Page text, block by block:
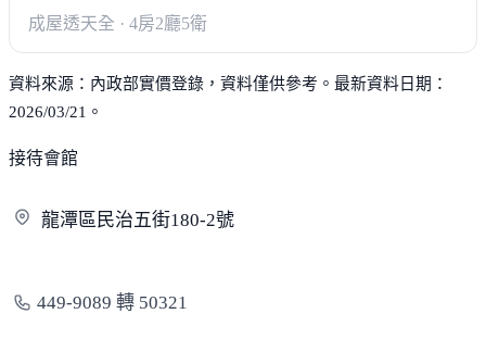
成屋透天全 · 4房2廳5衛
資料來源：內政部實價登錄，資料僅供參考。最新資料日期：
2026/03/21。
接待會館
龍潭區民治五街180-2號
449-9089 轉 50321